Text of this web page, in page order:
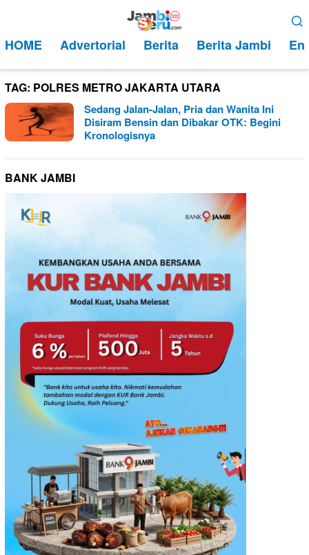
kontenMobile
HOME Advertorial Berita Berita Jambi
TAG: POLRES METRO JAKARTA UTARA
Sedang Jalan-Jalan, Pria dan Wanita Ini
Disiram Bensin dan Dibakar OTK: Begini
Kronologisnya
BANK JAMBI